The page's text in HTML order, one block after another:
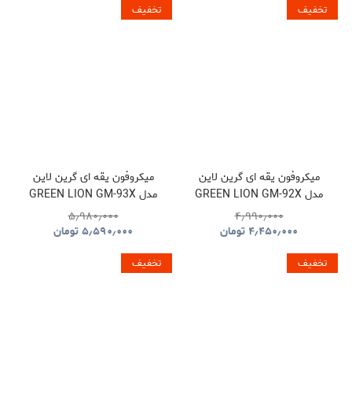
تخفیف
میکروفون یقه ای گرین لاین
مدل GREEN LION GM-92X
GNGM92XWMBK
۴٫۹۹۰٫۰۰۰
۴٫۴۵۰٫۰۰۰ تومان
تخفیف
میکروفون یقه ای گرین لاین
مدل GREEN LION GM-93X
GNGM93XMICBK
۵٫۹۸۰٫۰۰۰
۵٫۵۹۰٫۰۰۰تومان
تخفیف تخفیف